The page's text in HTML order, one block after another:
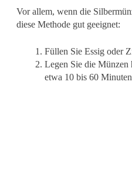
Vor allem, wenn die
diese Methode gut geeignet:
Füllen Sie Essig oder
Legen Sie die Münzen
etwa 10 bis 60